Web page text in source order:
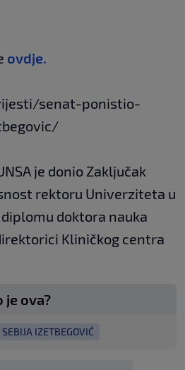
ovdje.
senat-ponistio-
je donio Zaključak
rektoru Univerziteta u
doktora nauka
Kliničkog centra
je ova?
SEBIJA IZETBEGOVIĆ